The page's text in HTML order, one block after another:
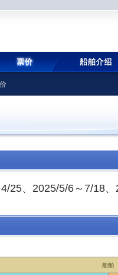
、2025/5/6～7/18、
船舶